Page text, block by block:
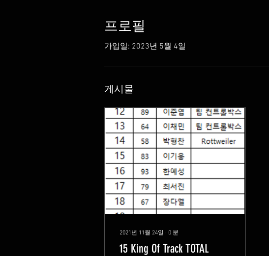
프로필
가입일: 2023년 5월 4일
게시물
2021년 11월 24일 ∙ 0 분
15 King Of Track TOTAL